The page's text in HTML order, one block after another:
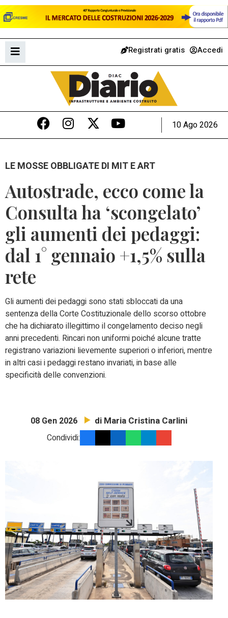
Registrati gratis Accedi
10 Ago 2026
LE MOSSE OBBLIGATE DI MIT E ART
Autostrade, ecco come la
Consulta ha ‘scongelato’
gli aumenti dei pedaggi:
dal 1° gennaio +1,5% sulla
rete
Gli aumenti dei pedaggi sono stati sbloccati da una
sentenza della Corte Costituzionale dello scorso ottobre
che ha dichiarato illegittimo il congelamento deciso negli
anni precedenti. Rincari non uniformi poiché alcune tratte
registrano variazioni lievemente superiori o inferiori, mentre
in altri casi i pedaggi restano invariati, in base alle
specificità delle convenzioni.
08 Gen 2026 di Maria Cristina Carlini
Condividi: